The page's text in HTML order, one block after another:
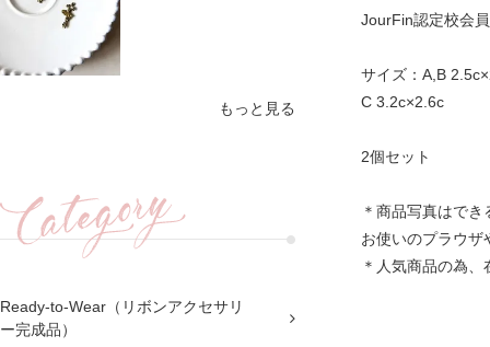
もっと見る
Ready-to-Wear（リボンアクセサリ
ー完成品）
JourFin認定校会
サイズ：A,B
C 3.2c×2.6c
2個セット
＊商品写真はで
お使いのプラウザ
＊人気商品の為